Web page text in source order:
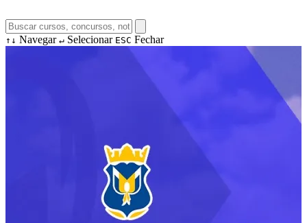
↑↓ Navegar ↵ Selecionar ESC Fechar